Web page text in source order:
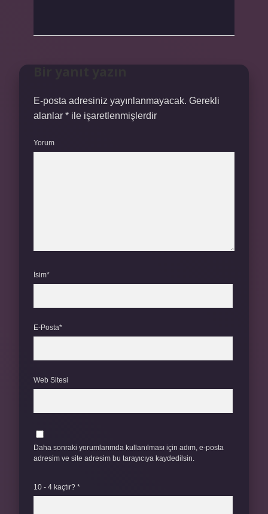
E-posta adresiniz yayınlanmayacak. Gerekli
alanlar * ile işaretlenmişlerdir
Yorum
İsim*
E-Posta*
Web Sitesi
Daha sonraki yorumlarımda kullanılması için adım, e-posta
adresim ve site adresim bu tarayıcıya kaydedilsin.
10 - 4 kaçtır? *